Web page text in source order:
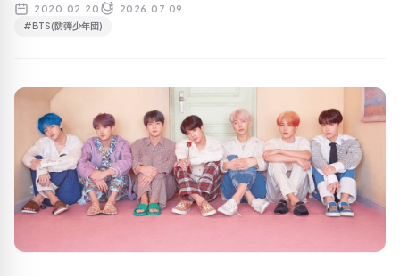
2020.02.20 2026.07.09
#BTS(防弾少年団)